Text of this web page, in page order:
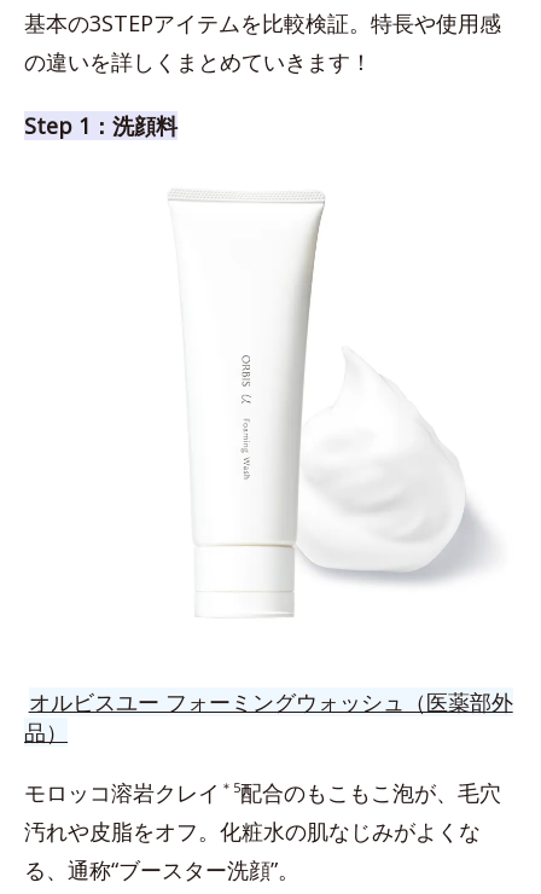
基本の3STEPアイテムを比較検証。特長や使用感
の違いを詳しくまとめていきます！
Step 1：洗顔料
オルビスユー フォーミングウォッシュ（医薬部外
品）
モロッコ溶岩クレイ ＊5配合のもこもこ泡が、毛穴
汚れや皮脂をオフ。化粧水の肌なじみがよくな
る、通称“ブースター洗顔”。